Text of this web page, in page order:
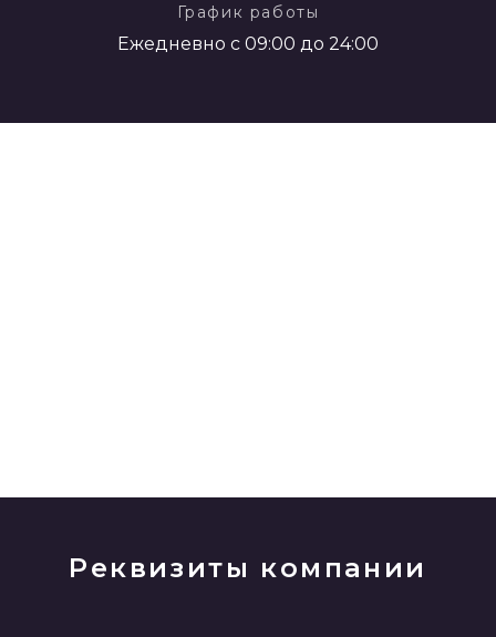
График работы
Ежедневно с 09:00 до 24:00
Реквизиты компании